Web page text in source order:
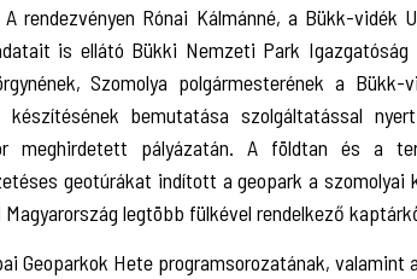
rendezvényen Rónai Kálmánné, a Bükk-vidék
is ellátó Bükki Nemzeti Park Igazgatóság
Szomolya polgármesterének a Bükk-
bemutatása szolgáltatással
meghirdetett pályázatán. A földtan és a
geotúrákat indított a geopark a szomolyai
Magyarország legtöbb fülkével rendelkező
Geoparkok Hete programsorozatának, valamint